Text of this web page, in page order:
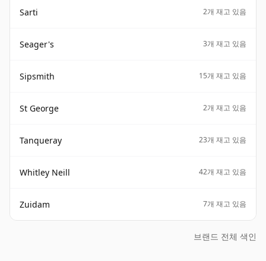
Sarti 2개 재고 있음
Seager's 3개 재고 있음
Sipsmith 15개 재고 있음
St George 2개 재고 있음
Tanqueray 23개 재고 있음
Whitley Neill 42개 재고 있음
Zuidam 7개 재고 있음
브랜드 전체 색인